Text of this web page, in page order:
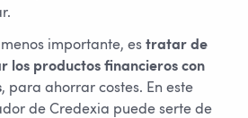
importante, es tratar de
los productos financieros con
, para ahorrar costes. En este
de Credexia puede serte de